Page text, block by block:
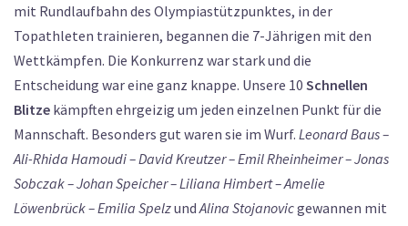
mit Rundlaufbahn des Olympiastützpunktes, in der
Topathleten trainieren, begannen die 7-Jährigen mit den
Wettkämpfen. Die Konkurrenz war stark und die
Entscheidung war eine ganz knappe. Unsere 10 Schnellen
Blitze kämpften ehrgeizig um jeden einzelnen Punkt für die
Mannschaft. Besonders gut waren sie im Wurf. Leonard Baus –
Ali-Rhida Hamoudi – David Kreutzer – Emil Rheinheimer – Jonas
Sobczak – Johan Speicher – Liliana Himbert – Amelie
Löwenbrück – Emilia Spelzund Alina Stojanovicgewannen mit